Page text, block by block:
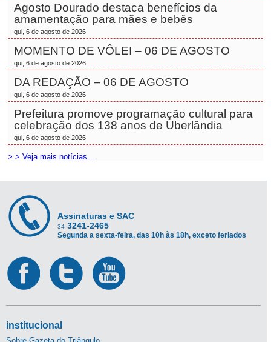
Agosto Dourado destaca benefícios da
amamentação para mães e bebês
qui, 6 de agosto de 2026
MOMENTO DE VÔLEI – 06 DE AGOSTO
qui, 6 de agosto de 2026
DA REDAÇÃO – 06 DE AGOSTO
qui, 6 de agosto de 2026
Prefeitura promove programação cultural para
celebração dos 138 anos de Uberlândia
qui, 6 de agosto de 2026
> > Veja mais notícias...
Assinaturas e SAC
34 3241-2465
Segunda a sexta-feira, das 10h às 18h, exceto feriados
institucional